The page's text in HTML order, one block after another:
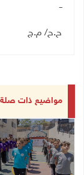
ــ
ح.ح/ م.ج
مواضيع ذات صلة